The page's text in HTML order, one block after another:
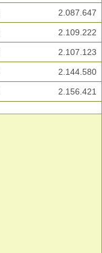
2.087.647
2.109.222
2.107.123
2.144.580
2.156.421